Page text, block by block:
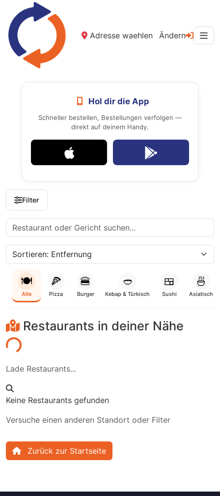
Adresse waehlen Ändern
Hol dir die App
Schneller bestellen, Bestellungen verfolgen —
direkt auf deinem Handy.
Filter
🍽️
Alle
🍕
Pizza
🍔
Burger
🥙
Kebap & Türkisch
🍱
Sushi
🍜
Asiatisch
Restaurants in deiner Nähe
Lade Restaurants...
Keine Restaurants gefunden
Versuche einen anderen Standort oder Filter
Zurück zur Startseite